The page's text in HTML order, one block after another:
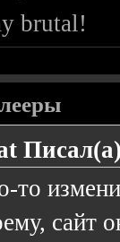
brutal!
то
сайт